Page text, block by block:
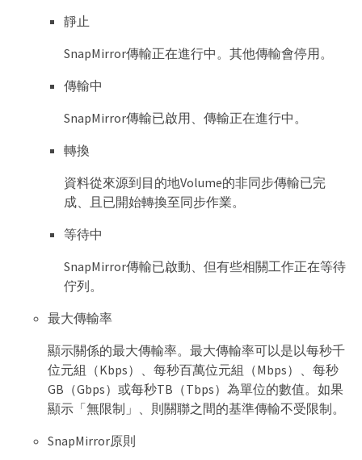
靜止
SnapMirror傳輸正在進行中。其他傳輸會停用。
傳輸中
SnapMirror傳輸已啟用、傳輸正在進行中。
轉換
資料從來源到目的地Volume的非同步傳輸已完
成、且已開始轉換至同步作業。
等待中
SnapMirror傳輸已啟動、但有些相關工作正在等待
佇列。
最大傳輸率
顯示關係的最大傳輸率。最大傳輸率可以是以每秒千
位元組（Kbps）、每秒百萬位元組（Mbps）、每秒
GB（Gbps）或每秒TB（Tbps）為單位的數值。如果
顯示「無限制」、則關聯之間的基準傳輸不受限制。
SnapMirror原則